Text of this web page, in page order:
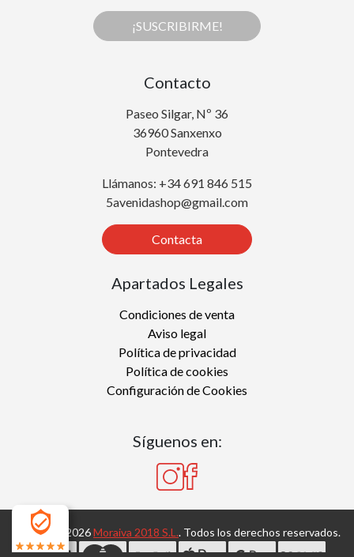
¡SUSCRIBIRME!
Contacto
Paseo Silgar, Nº 36
36960 Sanxenxo
Pontevedra
Llámanos: +34 691 846 515
5avenidashop@gmail.com
Contacta
Apartados Legales
Condiciones de venta
Aviso legal
Política de privacidad
Política de cookies
Configuración de Cookies
Síguenos en:
Copyright 2026Moraiva 2018 S.L.. Todos los derechos reservados.